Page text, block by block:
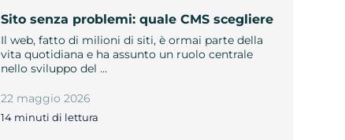
Sito senza problemi: quale CMS scegliere
Il web, fatto di milioni di siti, è ormai parte della
vita quotidiana e ha assunto un ruolo centrale
nello sviluppo del …
22 maggio 2026
14 minuti di lettura